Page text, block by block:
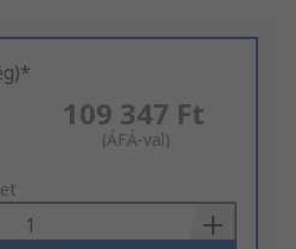
109 347 Ft
(ÁFÁ-val)